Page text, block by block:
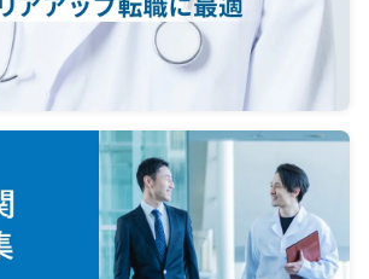
は4階、5階でクリニック運営
ープとして開院する際には3階
トも契約予定
は整形外科専用フロアとして整
外科専門スタッフ（理学療法
護師等）の採用予定あり
断、経理、労務、人事、法
は専任運営チームが対応